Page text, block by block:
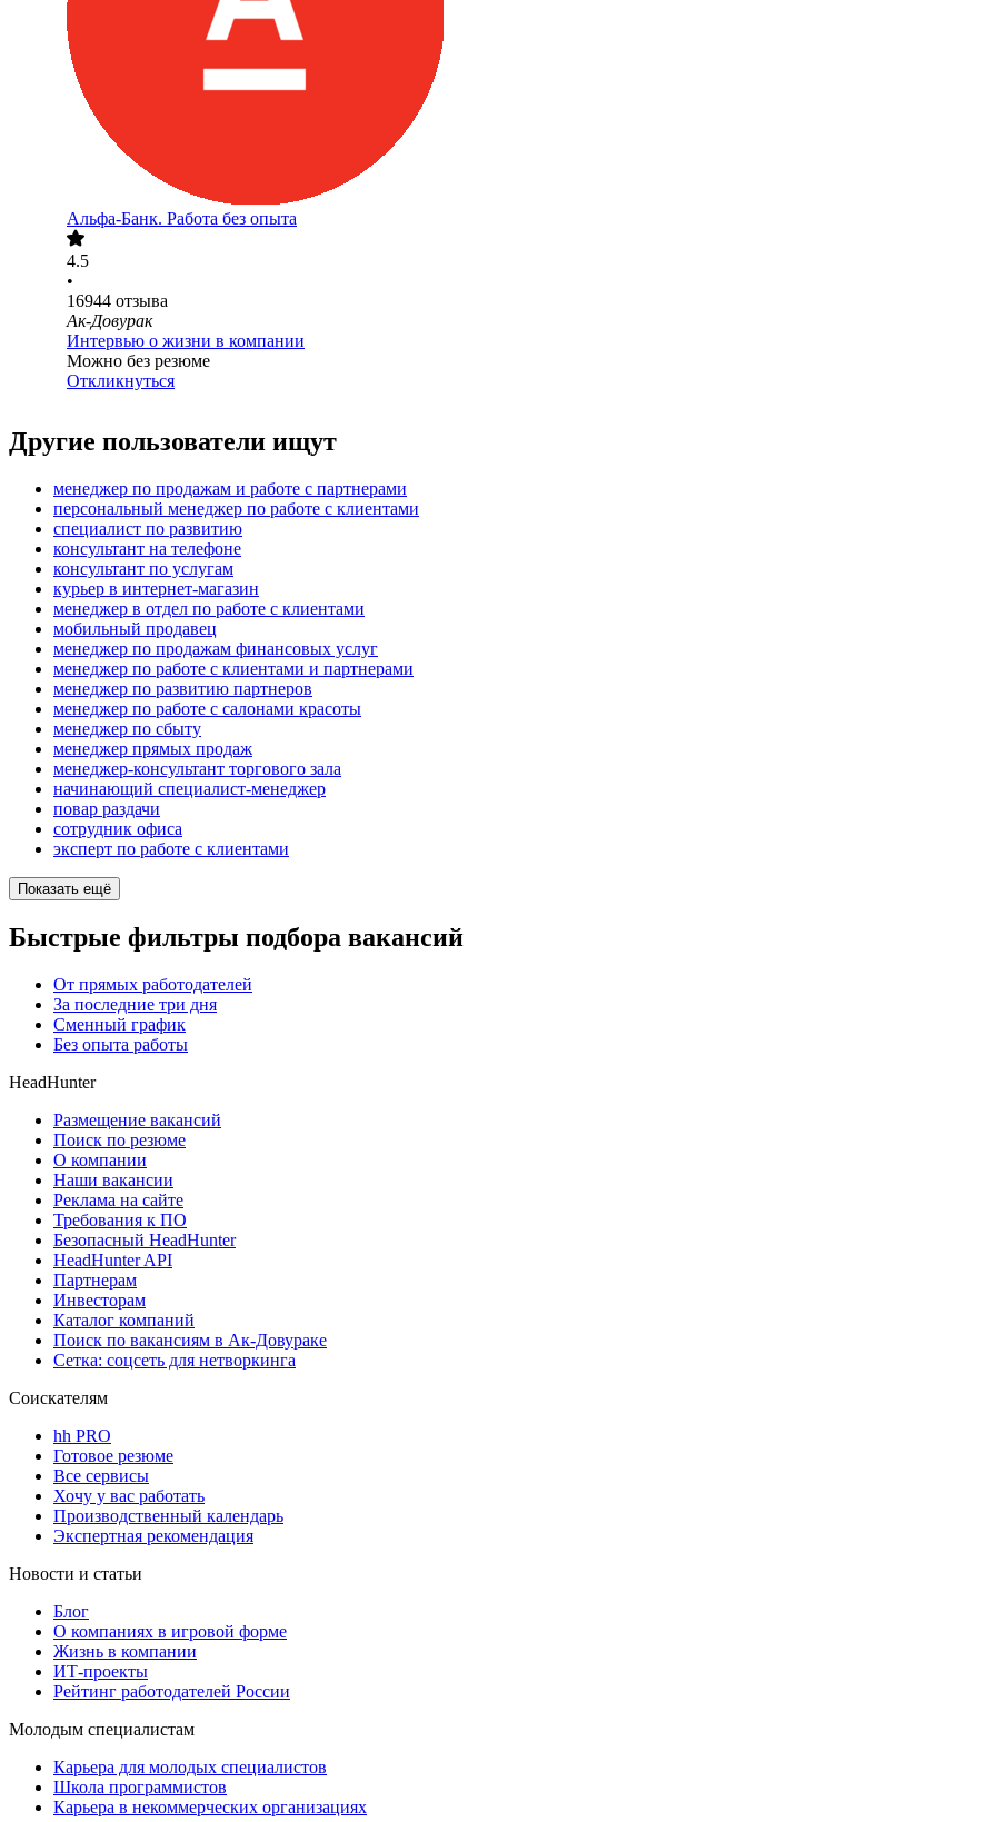
Альфа-Банк. Работа без опыта
4.5
•
16944 отзыва
Ак-Довурак
Интервью о жизни в компании
Можно без резюме
Откликнуться
Другие пользователи ищут
менеджер по продажам и работе с партнерами
персональный менеджер по работе с клиентами
специалист по развитию
консультант на телефоне
консультант по услугам
курьер в интернет-магазин
менеджер в отдел по работе с клиентами
мобильный продавец
менеджер по продажам финансовых услуг
менеджер по работе с клиентами и партнерами
менеджер по развитию партнеров
менеджер по работе с салонами красоты
менеджер по сбыту
менеджер прямых продаж
менеджер-консультант торгового зала
начинающий специалист-менеджер
повар раздачи
сотрудник офиса
эксперт по работе с клиентами
Показать ещё
Быстрые фильтры подбора вакансий
От прямых работодателей
За последние три дня
Сменный график
Без опыта работы
HeadHunter
Размещение вакансий
Поиск по резюме
О компании
Наши вакансии
Реклама на сайте
Требования к ПО
Безопасный HeadHunter
HeadHunter API
Партнерам
Инвесторам
Каталог компаний
Поиск по вакансиям в Ак-Довураке
Сетка: соцсеть для нетворкинга
Соискателям
hh PRO
Готовое резюме
Все сервисы
Хочу у вас работать
Производственный календарь
Экспертная рекомендация
Новости и статьи
Блог
О компаниях в игровой форме
Жизнь в компании
ИТ-проекты
Рейтинг работодателей России
Молодым специалистам
Карьера для молодых специалистов
Школа программистов
Карьера в некоммерческих организациях